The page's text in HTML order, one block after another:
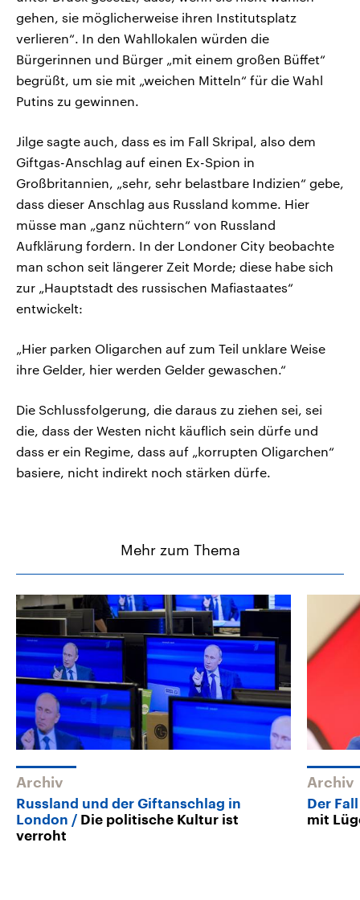
gehen, sie möglicherweise ihren Institutsplatz
verlieren“. In den Wahllokalen würden die
Bürgerinnen und Bürger „mit einem großen Büffet“
begrüßt, um sie mit „weichen Mitteln“ für die Wahl
Putins zu gewinnen.
Jilge sagte auch, dass es im Fall Skripal, also dem
Giftgas-Anschlag auf einen Ex-Spion in
Großbritannien, „sehr, sehr belastbare Indizien“ gebe,
dass dieser Anschlag aus Russland komme. Hier
müsse man „ganz nüchtern“ von Russland
Aufklärung fordern. In der Londoner City beobachte
man schon seit längerer Zeit Morde; diese habe sich
zur „Hauptstadt des russischen Mafiastaates“
entwickelt:
„Hier parken Oligarchen auf zum Teil unklare Weise
ihre Gelder, hier werden Gelder gewaschen.“
Die Schlussfolgerung, die daraus zu ziehen sei, sei
die, dass der Westen nicht käuflich sein dürfe und
dass er ein Regime, dass auf „korrupten Oligarchen“
basiere, nicht indirekt noch stärken dürfe.
Mehr zum Thema
Archiv
Russland und der Giftanschlag in
London
Die politische Kultur ist
verroht
Archiv
Der
mit